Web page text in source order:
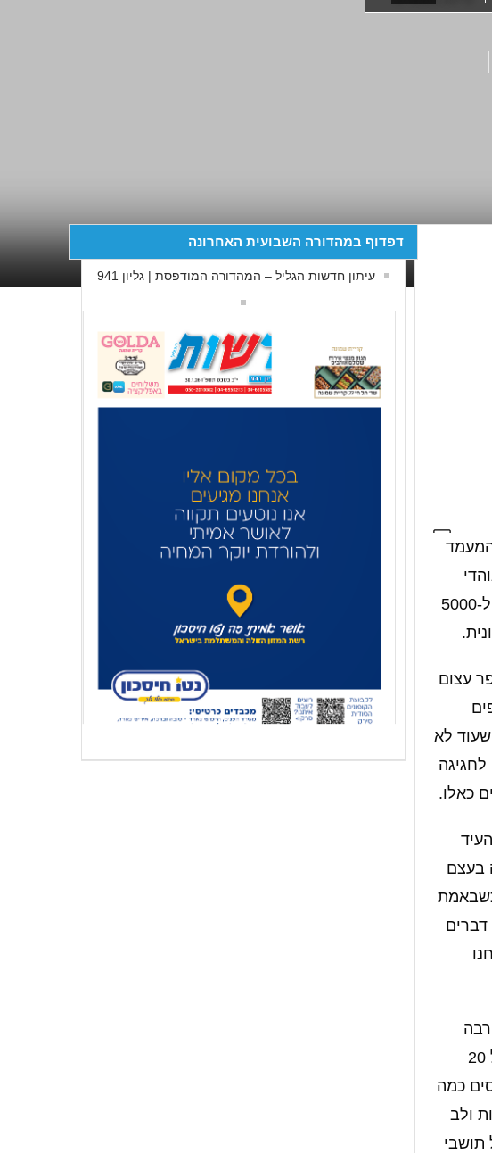
מהמעמד
קריית שמונה, בתחילת הדרך כשהקבוצה רק העפילה לגמר במועדון הציבו לעצמם רף להגיע ל-5000
של 30 אוטובוסים ומספר עצום
שעוד לא
לחגיגה
כאלו.
בעצם
דברים
שנים מבלי קשר לתוצאה, וכשאני אומרת הנהלה אני מתכוונת לשני אנשים שעושים עבודה של 20
כמה
ולב
תושבי
דפדוף במהדורה השבועית האחרונה
עיתון חדשות הגליל – המהדורה המודפסת | גליון 941